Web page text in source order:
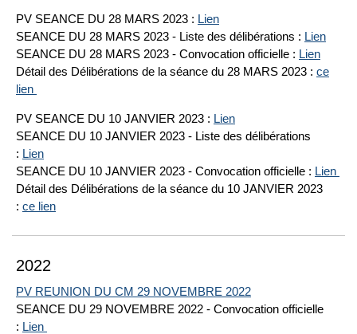
PV SEANCE DU 28 MARS 2023 : Lien
SEANCE DU 28 MARS 2023 - Liste des délibérations : Lien
SEANCE DU 28 MARS 2023 - Convocation officielle : Lien
Détail des Délibérations de la séance du 28 MARS 2023 : ce
lien
PV SEANCE DU 10 JANVIER 2023 : Lien
SEANCE DU 10 JANVIER 2023 - Liste des délibérations
: Lien
SEANCE DU 10 JANVIER 2023 - Convocation officielle : Lien
Détail des Délibérations de la séance du 10 JANVIER 2023
: ce lien
2022
PV REUNION DU CM 29 NOVEMBRE 2022
SEANCE DU 29 NOVEMBRE 2022 - Convocation officielle
: Lien